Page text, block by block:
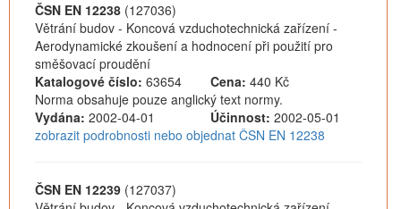
ČSN EN 12238 (127036)
Větrání budov - Koncová vzduchotechnická zařízení -
Aerodynamické zkoušení a hodnocení při použití pro
směšovací proudění
Katalogové číslo: 63654 Cena: 440 Kč
Norma obsahuje pouze anglický text normy.
Vydána: 2002-04-01 Účinnost: 2002-05-01
zobrazit podrobnosti nebo objednat ČSN EN 12238
ČSN EN 12239 (127037)